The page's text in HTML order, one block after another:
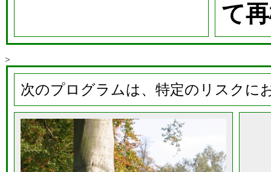
て
>
次のプログラムは、特定のリスクに